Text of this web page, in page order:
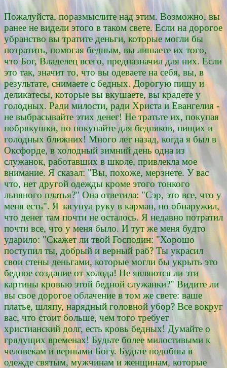
Пожалуйста, поразмыслите над этим. Возможно, вы
ранее не видели этого в таком свете. Если на дорогое
убранство вы тратите деньги, которые могли бы
потратить, помогая бедным, вы лишаете их того,
что Бог, Владелец всего, предназначил для них. Если
это так, значит то, что вы одеваете на себя, вы, в
результате, снимаете с бедных. Дорогую пищу и
деликатесы, которые вы вкушаете, вы крадете у
голодных. Ради милости, ради Христа и Евангелия -
не выбрасывайте этих денег! Не тратьте их, покупая
побрякушки, но покупайте для бедняков, нищих и
голодных ближних! Много лет назад, когда я был в
Оксфорде, в холодный зимний день одна из
служанок, работавших в школе, привлекла мое
внимание. Я сказал: "Вы, похоже, мерзнете. У вас
что, нет другой одежды кроме этого тонкого
льняного платья?" Она ответила: "Сэр, это все, что у
меня есть". Я засунул руку в карман, но обнаружил,
что денег там почти не осталось. Я недавно потратил
почти все, что у меня было. И тут же меня будто
ударило: "Скажет ли твой Господин: "Хорошо
поступил ты, добрый и верный раб? Ты украсил
свои стены деньгами, которые могли бы укрыть это
бедное создание от холода! Не являются ли эти
картины кровью этой бедной служанки?" Видите ли
вы свое дорогое облачение в том же свете: ваше
платье, шляпу, нарядный головной убор? Все вокруг
вас, что стоит больше, чем того требует
христианский долг, есть кровь бедных! Думайте о
грядущих временах! Будьте более милостивыми к
человекам и верными Богу. Будьте подобны в
одежде святым, мужчинам и женщинам, которые